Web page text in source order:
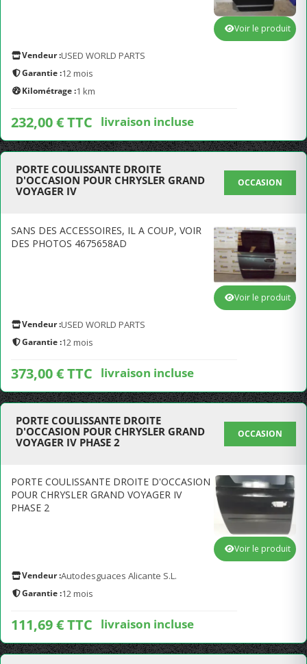
Vendeur :USED WORLD PARTS
Garantie :12 mois
Kilométrage :1 km
232,00 € TTC livraison incluse
Voir le produit
PORTE COULISSANTE DROITE
D'OCCASION POUR CHRYSLER GRAND
VOYAGER IV
OCCASION
SANS DES ACCESSOIRES, IL A COUP, VOIR
DES PHOTOS 4675658AD
Vendeur :USED WORLD PARTS
Garantie :12 mois
373,00 € TTC livraison incluse
Voir le produit
PORTE COULISSANTE DROITE
D'OCCASION POUR CHRYSLER GRAND
VOYAGER IV PHASE 2
OCCASION
PORTE COULISSANTE DROITE D'OCCASION
POUR CHRYSLER GRAND VOYAGER IV
PHASE 2
Vendeur :Autodesguaces Alicante S.L.
Garantie :12 mois
111,69 € TTC livraison incluse
Voir le produit